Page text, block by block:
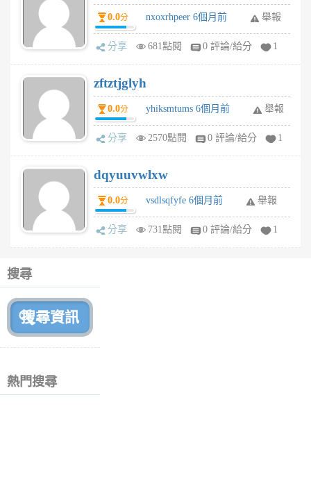
0.0分 nxoxrhpeer 6個月前 舉報
分享 681點閱 0 評論/給分 1
zftztjglyh
0.0分 yhiksmtums 6個月前 舉報
分享 2570點閱 0 評論/給分 1
dqyuuvwlxw
0.0分 vsdlsqfyfe 6個月前 舉報
分享 731點閱 0 評論/給分 1
搜尋
熱門搜尋